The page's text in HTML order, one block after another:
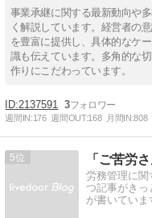
事業承継に関する最新動向や
く解説しています。経営者の
を豊富に提供し、具体的なケ
識も伝えています。多角的な
作りにこだわっています。
2137591 3
週間IN:176 週間OUT:168 月間IN:808
5 「ご苦労
労務管理に関
つ記事がき
が書いていま